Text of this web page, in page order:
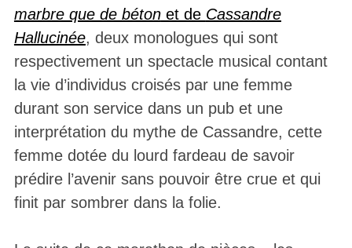
marbre que de bétonet de Cassandre
Hallucinée, deux monologues qui sont
respectivement un spectacle musical contant
la vie d’individus croisés par une femme
durant son service dans un pub et une
interprétation du mythe de Cassandre, cette
femme dotée du lourd fardeau de savoir
prédire l’avenir sans pouvoir être crue et qui
finit par sombrer dans la folie.